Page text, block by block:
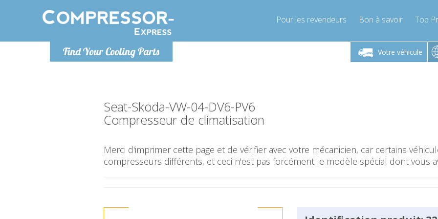
Find Your Cooling Parts
Pour les revendeurs Bon à savoir Top
Votre véhicule
Lundi-Vendredi 9h-17h Lundi-Vendredi 9h-17h
info@compressor-express.fr
Lundi-
Seat-Skoda-VW-04-DV6-PV6
Compresseur de climatisation
Merci d'imprimer cette page et de vérifier avec votre mécanicien, car certains
compresseurs différents, et ceci n'est pas forcément le modèle spécial dont vous